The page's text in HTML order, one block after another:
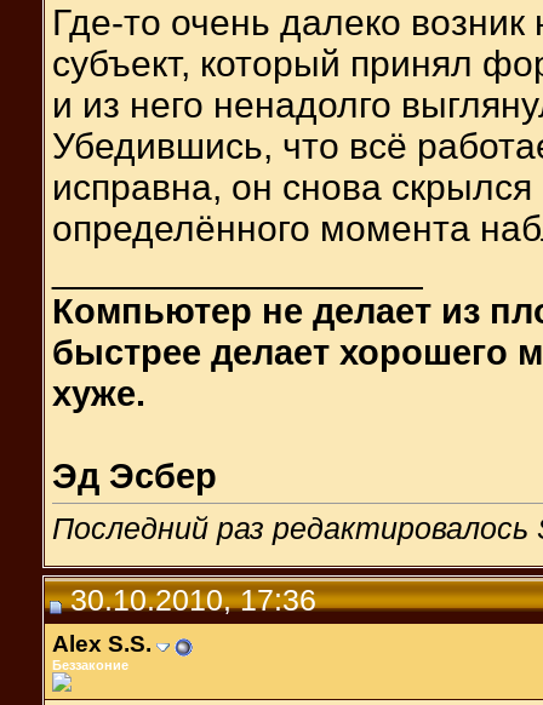
Где-то очень далеко
субъект, который принял
и из него ненадолго
Убедившись, что всё
исправна, он снова
определённого момента
Компьютер не делает из
быстрее делает хорошего
хуже.
Эд Эсбер
Последний раз
30.10.2010, 17:36
Alex S.S.
Беззаконие